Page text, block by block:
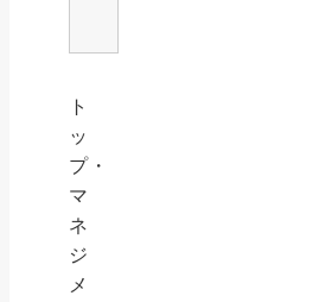
ト
ッ
プ・
マ
ネ
ジ
メ